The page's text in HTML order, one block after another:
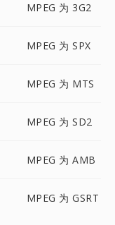
MPEG 为 3G2
MPEG 为 SPX
MPEG 为 MTS
MPEG 为 SD2
MPEG 为 AMB
MPEG 为 GSRT